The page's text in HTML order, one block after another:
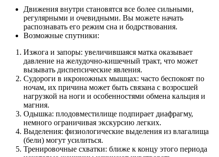
Движения внутри становятся все более сильными,
регулярными и очевидными. Вы можете начать
распознавать его режим сна и бодрствования.
Возможные спутники:
Изжога и запоры: увеличившаяся матка оказывает
давление на желудочно-кишечный тракт, что может
вызывать диспепсические явления.
Судороги в икроножных мышцах: часто беспокоят по
ночам, их причина может быть связана с возросшей
нагрузкой на ноги и особенностями обмена кальция и
магния.
Одышка: плодовместилище подпирает диафрагму,
немного ограничивая экскурсию легких.
Выделения: физиологические выделения из влагалища
(бели) могут усилиться.
Тренировочные схватки: ближе к концу этого периода